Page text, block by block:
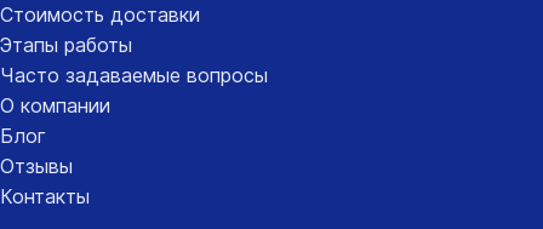
Стоимость доставки
Этапы работы
Часто задаваемые вопросы
О компании
Блог
Отзывы
Контакты